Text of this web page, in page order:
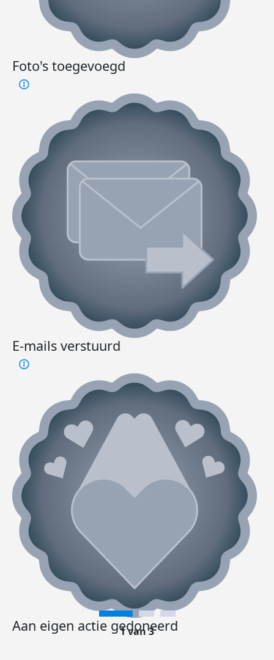
Foto's toegevoegd
E-mails verstuurd
Aan eigen actie gedoneerd
1 van 3